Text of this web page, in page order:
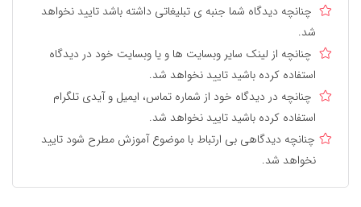
چنانچه دیدگاه شما جنبه ی تبلیغاتی داشته باشد تایید نخواهد
شد.
چنانچه از لینک سایر وبسایت ها و یا وبسایت خود در دیدگاه
استفاده کرده باشید تایید نخواهد شد.
چنانچه در دیدگاه خود از شماره تماس، ایمیل و آیدی تلگرام
استفاده کرده باشید تایید نخواهد شد.
چنانچه دیدگاهی بی ارتباط با موضوع آموزش مطرح شود تایید
نخواهد شد.